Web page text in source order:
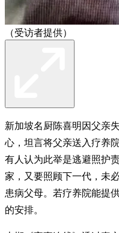
（受访者提供）
新加坡名厨陈喜明因父亲
心，坦言将父亲送入疗养
有人认为此举是逃避照护
家，又要照顾下一代，未
患病父母。若疗养院能提
的安排。